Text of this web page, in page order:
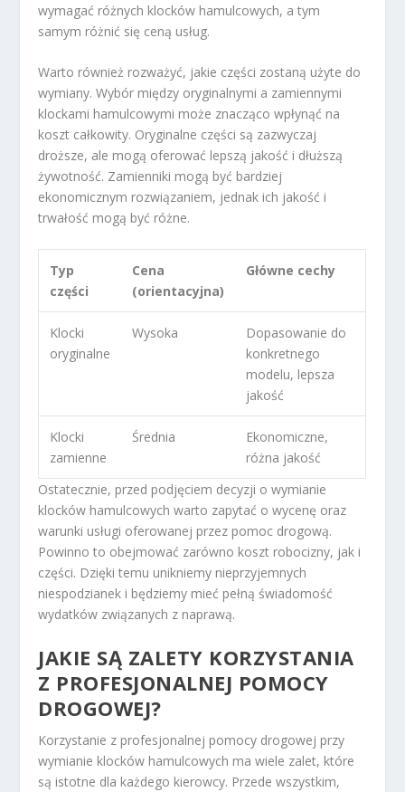
wymagać różnych klocków hamulcowych, a tym
samym różnić się ceną usług.
Warto również rozważyć, jakie części zostaną użyte do
wymiany. Wybór między oryginalnymi a zamiennymi
klockami hamulcowymi może znacząco wpłynąć na
koszt całkowity. Oryginalne części są zazwyczaj
droższe, ale mogą oferować lepszą jakość i dłuższą
żywotność. Zamienniki mogą być bardziej
ekonomicznym rozwiązaniem, jednak ich jakość i
trwałość mogą być różne.
Typ
części
Cena
(orientacyjna)
Główne cechy
Klocki
oryginalne
Wysoka
Dopasowanie do
konkretnego
modelu, lepsza
jakość
Klocki
zamienne
Średnia
Ekonomiczne,
różna jakość
Ostatecznie, przed podjęciem decyzji o wymianie
klocków hamulcowych warto zapytać o wycenę oraz
warunki usługi oferowanej przez pomoc drogową.
Powinno to obejmować zarówno koszt robocizny, jak i
części. Dzięki temu unikniemy nieprzyjemnych
niespodzianek i będziemy mieć pełną świadomość
wydatków związanych z naprawą.
JAKIE SĄ ZALETY KORZYSTANIA
Z PROFESJONALNEJ POMOCY
DROGOWEJ?
Korzystanie z profesjonalnej pomocy drogowej przy
wymianie klocków hamulcowych ma wiele zalet, które
są istotne dla każdego kierowcy. Przede wszystkim,